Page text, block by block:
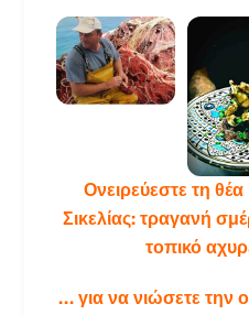
Ονειρεύεστε τη
Σικελίας: τραγανή
τοπικό
... για να νιώσετε την